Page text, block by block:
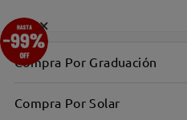
Compra Por Graduación
Compra Por Solar
×